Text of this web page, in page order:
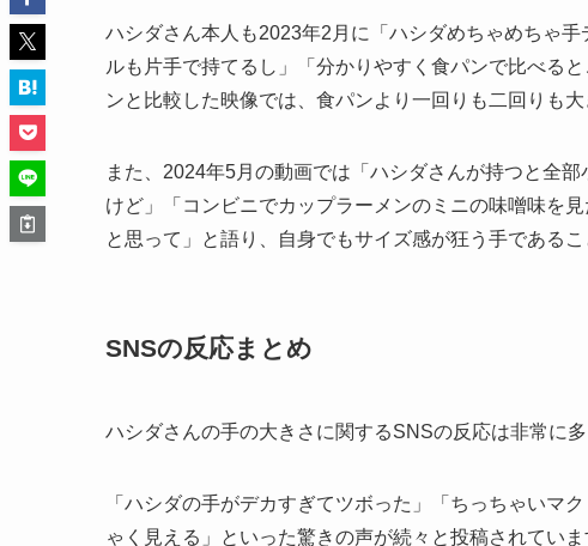
ハシダさん本人も2023年2月に「ハシダめちゃめちゃ
ルも片手で持てるし」「分かりやすく食パンで比べる
ンと比較した映像では、食パンより一回りも二回りも大
また、2024年5月の動画では「ハシダさんが持つと全
けど」「コンビニでカップラーメンのミニの味噌味を
と思って」と語り、自身でもサイズ感が狂う手であるこ
SNSの反応まとめ
ハシダさんの手の大きさに関するSNSの反応は非常に多
「ハシダの手がデカすぎてツボった」「ちっちゃいマ
ゃく見える」といった驚きの声が続々と投稿されていま